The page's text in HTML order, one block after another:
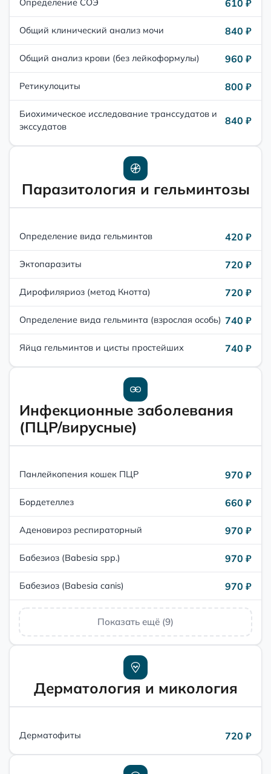
Определение СОЭ 610 ₽
Общий клинический анализ мочи 840 ₽
Общий анализ крови (без лейкоформулы) 960 ₽
Ретикулоциты 800 ₽
Биохимическое исследование транссудатов и
экссудатов
840 ₽
Паразитология и гельминтозы
Определение вида гельминтов 420 ₽
Эктопаразиты 720 ₽
Дирофиляриоз (метод Кнотта) 720 ₽
Определение вида гельминта (взрослая особь) 740 ₽
Яйца гельминтов и цисты простейших 740 ₽
Инфекционные заболевания
(ПЦР/вирусные)
Панлейкопения кошек ПЦР 970 ₽
Бордетеллез 660 ₽
Аденовироз респираторный 970 ₽
Бабезиоз (Babesia spp.) 970 ₽
Бабезиоз (Babesia canis) 970 ₽
Показать ещё (9)
Дерматология и микология
Дерматофиты 720 ₽